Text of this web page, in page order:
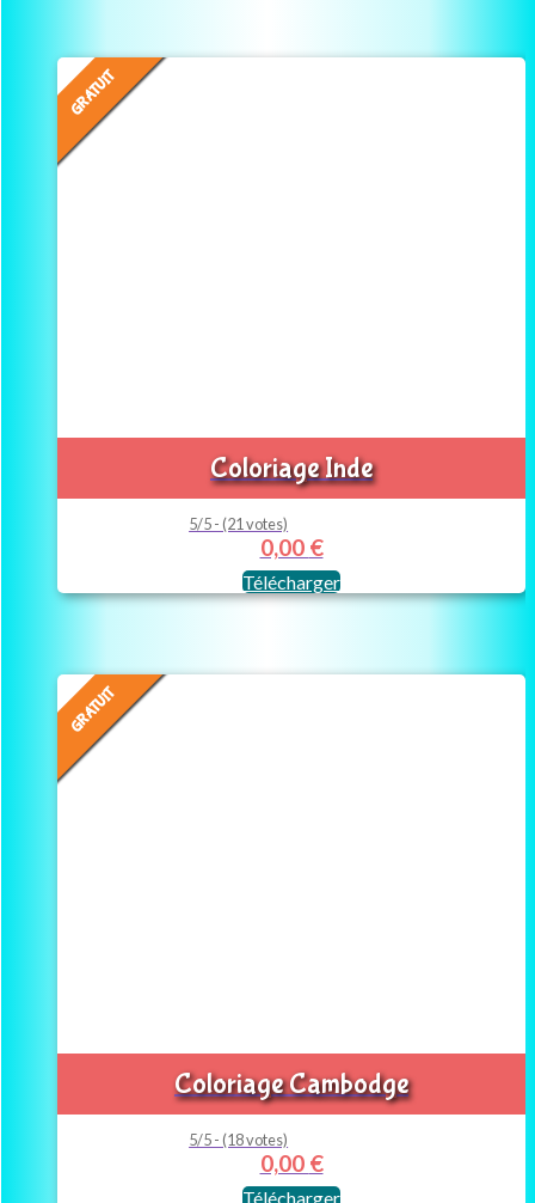
GRATUIT
Coloriage Inde
5/5 - (21 votes)
0,00 €
Télécharger
GRATUIT
Coloriage Cambodge
5/5 - (18 votes)
0,00 €
Télécharger